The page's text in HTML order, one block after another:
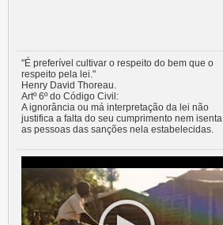
"É preferível cultivar o respeito do bem que o
respeito pela lei."
Henry David Thoreau.
Artº 6º do Código Civil:
A ignorância ou má interpretação da lei não
justifica a falta do seu cumprimento nem isenta
as pessoas das sanções nela estabelecidas.